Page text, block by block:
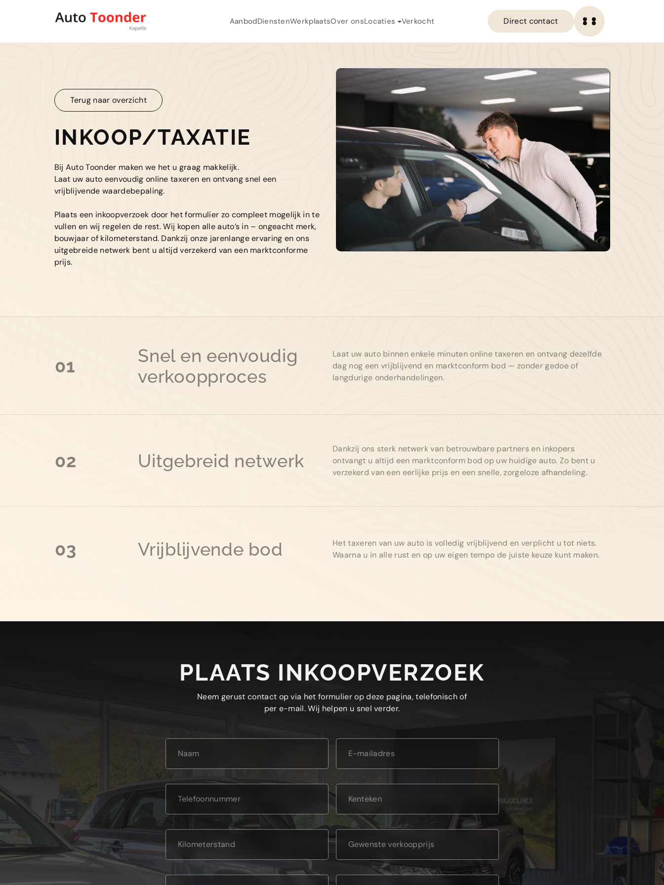
AanbodDienstenWerkplaatsOver onsLocaties Verkocht
Direct contact
HOME
WERKPLAATS
OVER ONS
VERKOCHT
CONTACT
Terug naar overzicht
INKOOP/TAXATIE
Bij Auto Toonder maken we het u graag makkelijk.
Laat uw auto eenvoudig online taxeren en ontvang snel een
vrijblijvende waardebepaling.
Plaats een inkoopverzoek door het formulier zo compleet mogelijk in te
vullen en wij regelen de rest. Wij kopen alle auto’s in – ongeacht merk,
bouwjaar of kilometerstand. Dankzij onze jarenlange ervaring en ons
uitgebreide netwerk bent u altijd verzekerd van een marktconforme
prijs.
01
Snel en eenvoudig
verkoopproces
Laat uw auto binnen enkele minuten online taxeren en ontvang dezelfde
dag nog een vrijblijvend en marktconform bod — zonder gedoe of
langdurige onderhandelingen.
02 Uitgebreid netwerk
Dankzij ons sterk netwerk van betrouwbare partners en inkopers
ontvangt u altijd een marktconform bod op uw huidige auto. Zo bent u
verzekerd van een eerlijke prijs en een snelle, zorgeloze afhandeling.
03 Vrijblijvende bod
Het taxeren van uw auto is volledig vrijblijvend en verplicht u tot niets.
Waarna u in alle rust en op uw eigen tempo de juiste keuze kunt maken.
PLAATS INKOOPVERZOEK
Neem gerust contact op via het formulier op deze pagina, telefonisch of
per e-mail. Wij helpen u snel verder.